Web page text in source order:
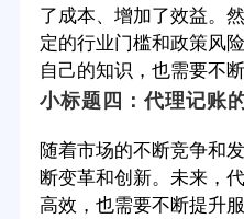
了成本、增加了效益。
定的行业门槛和政策风
自己的知识，也需要不
小标题四：代理记账
随着市场的不断竞争和
断变革和创新。未来，
高效，也需要不断提升